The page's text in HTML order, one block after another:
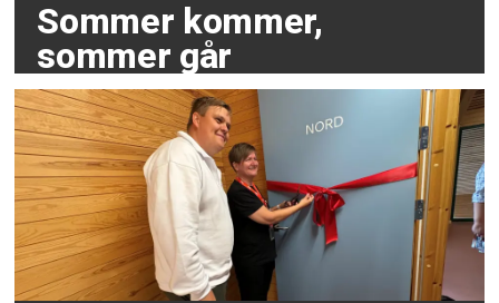
Sommer kommer,
sommer går